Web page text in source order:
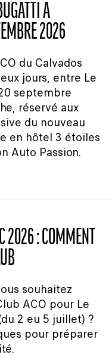
À
2026
du Calvados
jours, entre Le
septembre
réservé aux
du nouveau
en hôtel 3 étoiles
Auto Passion.
2026 : COMMENT
souhaitez
ACO pour Le
2 eu 5 juillet) ?
pour préparer